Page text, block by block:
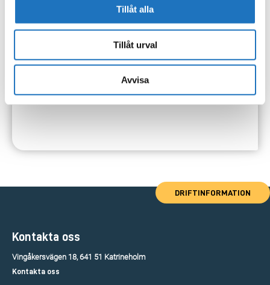
Tillåt alla
Tillåt urval
Avvisa
DRIFTINFORMATION
Kontakta oss
Vingåkersvägen 18, 641 51 Katrineholm
Kontakta oss